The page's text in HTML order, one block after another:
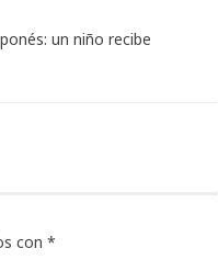
un niño recibe
con *